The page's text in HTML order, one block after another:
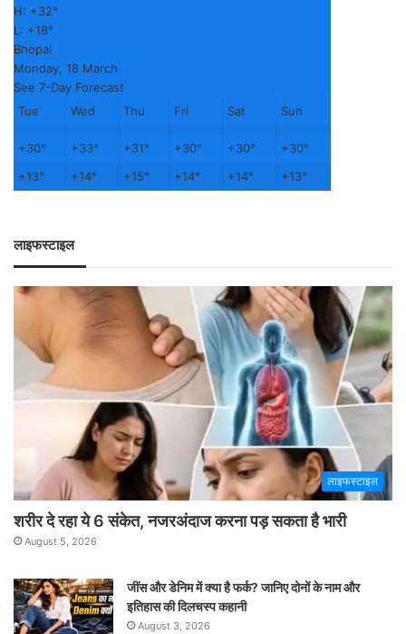
H: +32°
L: +18°
Bhopal
Monday, 18 March
See 7-Day Forecast
Tue
Wed Thu Fri Sat Sun
+30° +33° +31° +30° +30° +30°
+13° +14° +15° +14° +14° +13°
लाइफस्टाइल
लाइफस्टाइल
शरीर दे रहा ये 6 संकेत, नजरअंदाज करना पड़ सकता है भारी
August 5, 2026
जींस और डेनिम में क्या है फर्क? जानिए दोनों के नाम और
इतिहास की दिलचस्प कहानी
August 3, 2026